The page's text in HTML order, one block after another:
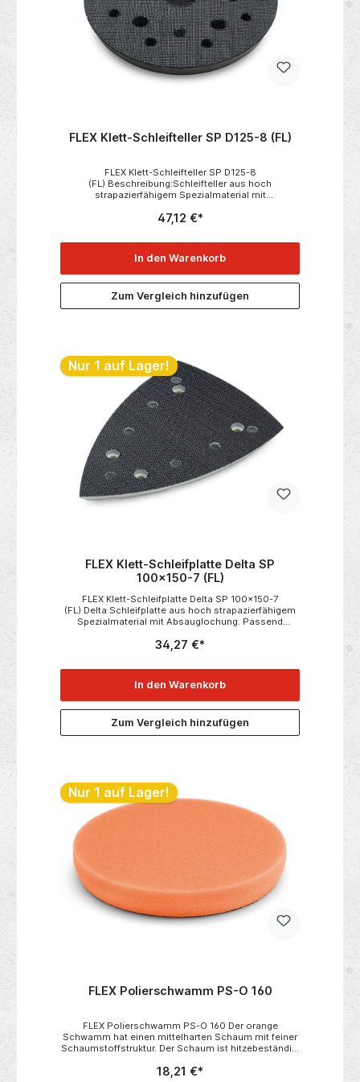
FLEX Klett-Schleifteller SP D125-8 (FL)
FLEX Klett-Schleifteller SP D125-8
(FL) Beschreibung:Schleifteller aus hoch
strapazierfähigem Spezialmaterial mit
mm. Technische Daten:-Durchmesser: 125 mm-
Verpackungseinheit: 1 Stück
47,12 €*
In den Warenkorb
Zum Vergleich hinzufügen
Nur 1 auf Lager!
FLEX Klett-Schleifplatte Delta SP
100x150-7 (FL)
FLEX Klett-Schleifplatte Delta SP 100x150-7
(FL) Delta Schleifplatte aus hoch strapazierfähigem
Spezialmaterial mit Absauglochung. Passend
Daten:• Abmessung in mm 100 x
150• Verpackungseinheit 1
34,27 €*
In den Warenkorb
Zum Vergleich hinzufügen
Nur 1 auf Lager!
FLEX Polierschwamm PS-O 160
FLEX Polierschwamm PS-O 160 Der orange
Schwamm hat einen mittelharten Schaum mit feiner
Schaumstoffstruktur. Der Schaum ist hitzebeständig,
geeignet zum Bearbeiten von Hologrammen,
18,21 €*